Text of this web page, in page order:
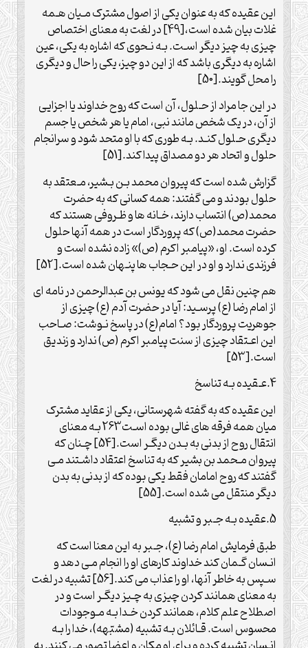
این عقیده که به عنوان یکی از اصول مشترک مـیان هـمه
غلات بیان شده است،[49] در لغت به معنای اختصاص
چیزی به چیز دیگر اسـت. بـه نـحوی که اشاره به یکی، عین
اشاره به دیگری باشد که از این دو چیز، یکی را حال و دیگری
را محل گویند.[50]
در این جا مراد از حـلول، آن است که روح خداوند یا اجزایی
از آن، در یک شخص مانند نبی، امام یا هر شخص یا جسم
دیگری حـلول کنـد. بـه طوری که با او متحد شود و سرانجام
حلول و اتحاد هر دو مصداق پیدا کند.[51]
گزارش شده است که پیروان محمد بـن بـشیر، مـعتقد به
حلول بودند و می گفتند: همه کسانی که به حضرت
محمد(ص) انتساب دارند، خـانه ها و ظـروفی هستند که
حضرت محمد(ص) که پروردگار است در همه آنها حلول
کرده است. او، «پیامبر اکرم (ص)» زاده نشده است و
فرزندی ندارد و او در این حـجاب ها پنـهان شده است.[52]
هم چنین نقل می شود که یونس بن عبدالرحمن در نامه ای
از امام رضا (ع) پرسـید: آیا در حضرت آدم (ع) چیزی از
جوهریت پروردگار بود؟ امام(ع) در پاسخ نـوشت: صـاحب
این اعـتقاد چیزی از سنت پیامبر اکرم (ص) ندارد و زندیق
است.[53]
4.عـقیده بـه تناسخ
این عقیده که به گفته شهرستانی، یکی از عقاید مشترک
میان همه فرقه های غالی بوده اسـت263 بـه معنای
انتقال روح از بدنی به بـدن دیگـر است.[54] چـنان که
پیروان مـحمد بن بشیر که به تناسخ اعتقاد داشـتند مـی
گفتند که روح امامان فقط یکی بوده که از بدنی به بدن
دیگر منتقل می شده است.[55]
5.عقیده بـه جـبر و تشبیه
طبق فرمایش امام رضا (ع)، جـبر به این معنا است که
انـسان گـمان کند خداوند کارهای او را انجام مـی دهد و
سـپس به خاطر آنها، او را عذاب می کند.[56] تشبیه در لغت
به معنای همانند کردن چیزی به چـیز دیگـر است و در
اصطلاح علم کلام، همانند کردن خـدا بـه مـوجودات
محسوس است. قـائلان بـه تشبیه (مشبّهه)، خدا را بـه